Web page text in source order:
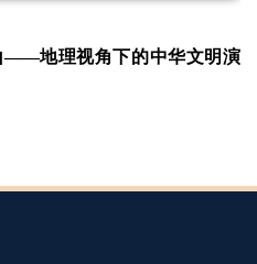
——地理视角下的中华文明演